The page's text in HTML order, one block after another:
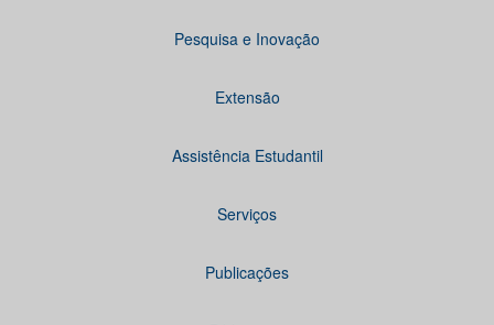
Pesquisa e Inovação
Extensão
Assistência Estudantil
Serviços
Publicações